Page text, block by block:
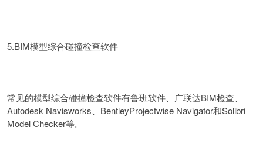
5.BIM模型综合碰撞检查软件
常见的模型综合碰撞检查软件有鲁班软件、广联达BIM检查、
Autodesk Navisworks、BentleyProjectwise Navigator和Solibri
Model Checker等。